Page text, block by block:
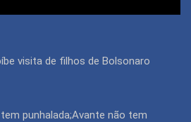
visita de filhos de Bolsonaro
punhalada;Avante não tem